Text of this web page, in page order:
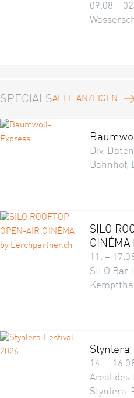
09.08 –
SPECIALSALLE ANZEIGEN
Div. Daten
Bahnhof,
SILO
11. –
SILO Bar
Stynlera
14. –
Areal des
Stynlera-